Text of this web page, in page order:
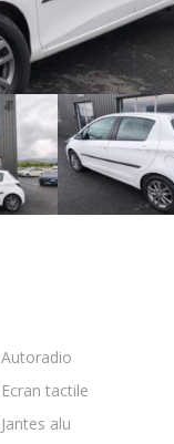
Autoradio
Ecran tactile
Jantes alu